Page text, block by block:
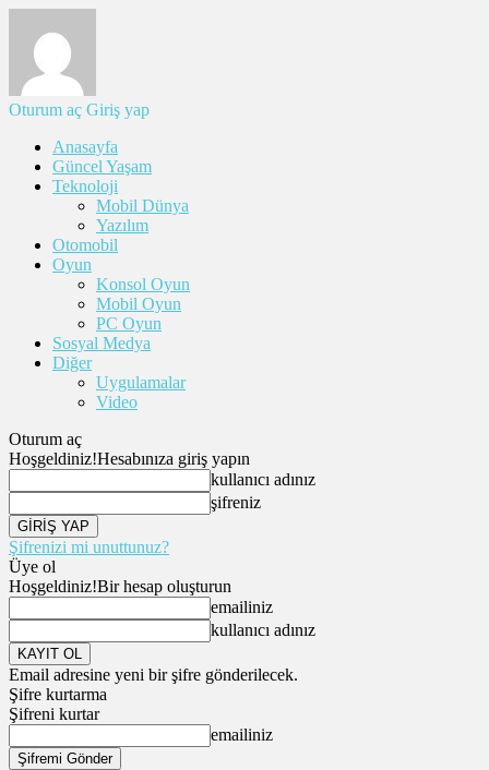
Oturum aç Giriş yap
Anasayfa
Güncel Yaşam
Teknoloji
Mobil Dünya
Yazılım
Otomobil
Oyun
Konsol Oyun
Mobil Oyun
PC Oyun
Sosyal Medya
Diğer
Uygulamalar
Video
Oturum aç
Hoşgeldiniz!Hesabınıza giriş yapın
kullanıcı adınız
şifreniz
Şifrenizi mi unuttunuz?
Üye ol
Hoşgeldiniz!Bir hesap oluşturun
emailiniz
kullanıcı adınız
Email adresine yeni bir şifre gönderilecek.
Şifre kurtarma
Şifreni kurtar
emailiniz